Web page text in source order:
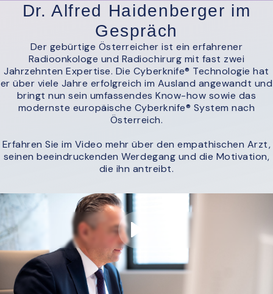
Dr. Alfred Haidenberger im
Gespräch
Der gebürtige Österreicher ist ein erfahrener
Radioonkologe und Radiochirurg mit fast zwei
Jahrzehnten Expertise. Die Cyberknife® Technologie hat
er über viele Jahre erfolgreich im Ausland angewandt und
bringt nun sein umfassendes Know-how sowie das
modernste europäische Cyberknife® System nach
Österreich.
Erfahren Sie im Video mehr über den empathischen Arzt,
seinen beeindruckenden Werdegang und die Motivation,
die ihn antreibt.